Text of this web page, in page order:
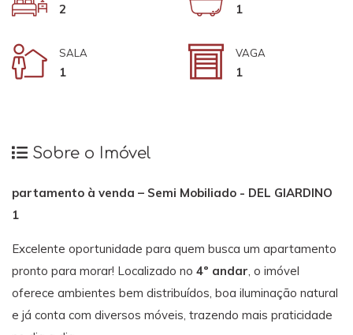
2 1
SALA
1
VAGA
1
Sobre o Imóvel
partamento à venda – Semi Mobiliado - DEL GIARDINO
1
Excelente oportunidade para quem busca um apartamento
pronto para morar! Localizado no 4º andar, o imóvel
oferece ambientes bem distribuídos, boa iluminação natural
e já conta com diversos móveis, trazendo mais praticidade